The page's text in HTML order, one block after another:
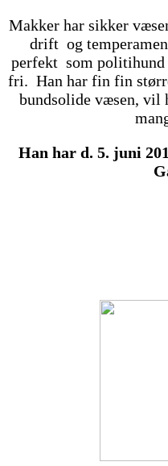
Makker har sikker
drift og
perfekt som politihund
fri. Han har fin fin
bundsolide væsen,
Han har d. 5. juni